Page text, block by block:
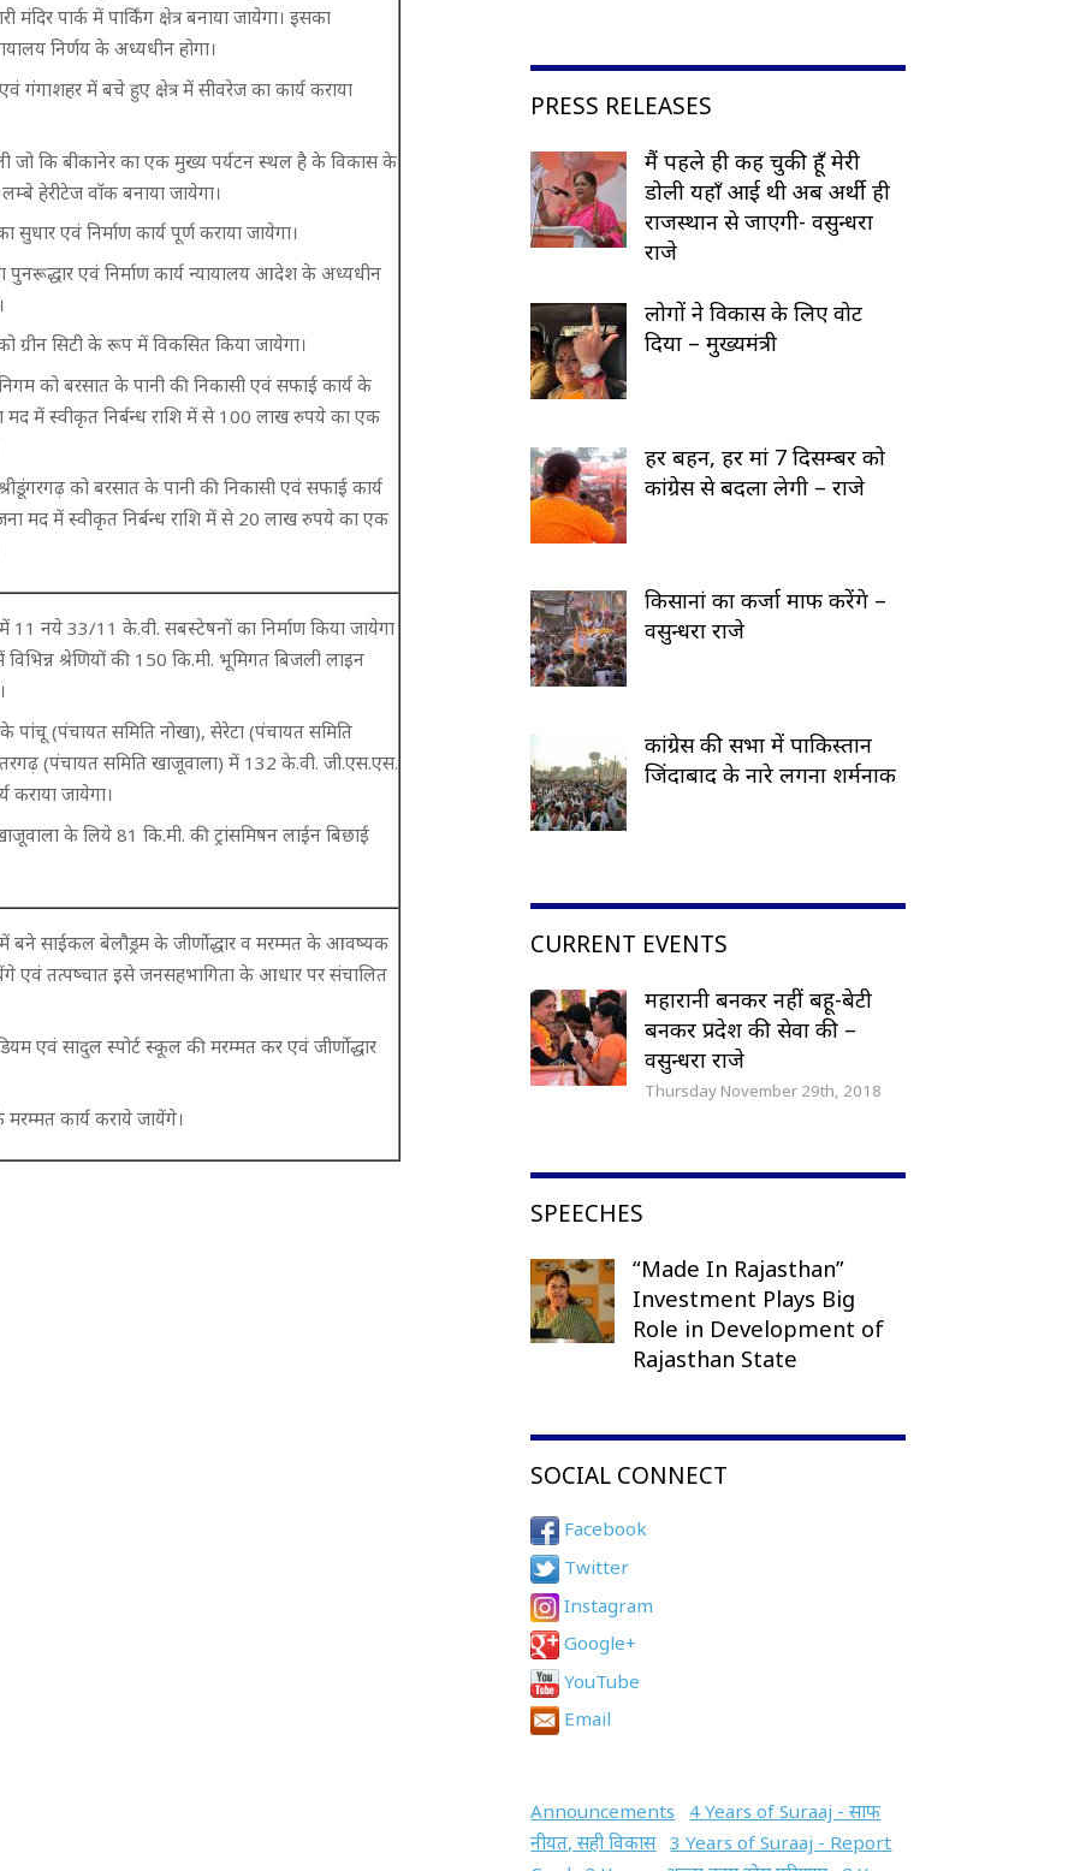
मंदिर पार्क में पार्किंग क्षेत्र बनाया जायेगा। इसका
निर्णय के अध्यधीन होगा।
गंगाशहर में बचे हुए क्षेत्र में सीवरेज का कार्य कराया
जो कि बीकानेर का एक मुख्य पर्यटन स्थल है के विकास के
हेरीटेज वाॅक बनाया जायेगा।
सुधार एवं निर्माण कार्य पूर्ण कराया जायेगा।
पुनरूद्धार एवं निर्माण कार्य न्यायालय आदेश के अध्यधीन
ग्रीन सिटी के रूप में विकसित किया जायेगा।
को बरसात के पानी की निकासी एवं सफाई कार्य के
में स्वीकृत निर्बन्ध राशि में से 100 लाख रुपये का एक
को बरसात के पानी की निकासी एवं सफाई कार्य
मद में स्वीकृत निर्बन्ध राशि में से 20 लाख रुपये का एक
11 नये 33/11 के.वी. सबस्टेषनों का निर्माण किया जायेगा
श्रेणियों की 150 कि.मी. भूमिगत बिजली लाइन
पांचू (पंचायत समिति नोखा), सेरेटा (पंचायत समिति
(पंचायत समिति खाजूवाला) में 132 के.वी. जी.एस.एस.
कराया जायेगा।
के लिये 81 कि.मी. की ट्रांसमिषन लाईन बिछाई
बने साईकल बेलौड्रम के जीर्णोद्धार व मरम्मत के आवष्यक
एवं तत्पष्चात इसे जनसहभागिता के आधार पर संचालित
एवं सादुल स्पोर्ट स्कूल की मरम्मत कर एवं जीर्णोद्धार
कार्य कराये जायेंगे।
PRESS RELEASES
मैं पहले ही कह चुकी हूँ मेरी
डोली यहाँ आई थी अब अर्थी ही
राजस्थान से जाएगी- वसुन्धरा
राजे
लोगों ने विकास के लिए वोट
दिया – मुख्यमंत्री
हर बहन, हर मां 7 दिसम्बर को
कांग्रेस से बदला लेगी – राजे
किसानां का कर्जा माफ करेंगे –
वसुन्धरा राजे
कांग्रेस की सभा में पाकिस्तान
जिंदाबाद के नारे लगना शर्मनाक
CURRENT EVENTS
महारानी बनकर नहीं बहू-बेटी
बनकर प्रदेश की सेवा की –
वसुन्धरा राजे
Thursday November 29th, 2018
SPEECHES
“Made In Rajasthan”
Investment Plays Big
Role in Development of
Rajasthan State
SOCIAL CONNECT
Facebook
Twitter
Instagram
Google+
YouTube
Email
Announcements
4 Years of Suraaj - साफ
नीयत, सही विकास 3 Years of Suraaj - Report